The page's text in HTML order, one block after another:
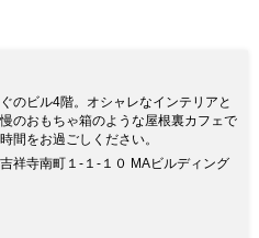
のビル4階。オシャレなインテリアと
のおもちゃ箱のような屋根裏カフェで
間をお過ごしください。
祥寺南町１-１-１０ MAビルディング